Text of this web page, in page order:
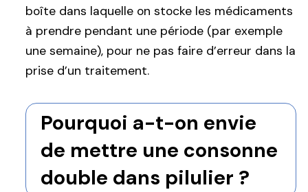
boîte dans laquelle on stocke les médicaments
à prendre pendant une période (par exemple
une semaine), pour ne pas faire d’erreur dans la
prise d’un traitement.
Pourquoi a-t-on envie
de mettre une consonne
double dans pilulier ?